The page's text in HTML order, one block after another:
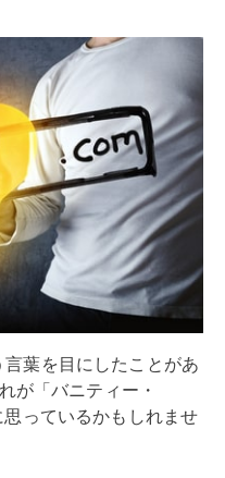
葉を目にしたことがあ
が「バニティー・
っているかもしれませ